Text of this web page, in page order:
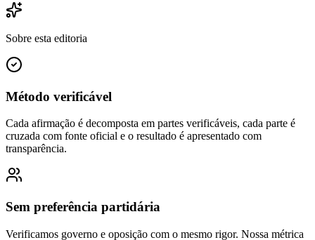
Sobre esta editoria
Método verificável
Cada afirmação é decomposta em partes verificáveis, cada parte é
cruzada com fonte oficial e o resultado é apresentado com
transparência.
Sem preferência partidária
Verificamos governo e oposição com o mesmo rigor. Nossa métrica